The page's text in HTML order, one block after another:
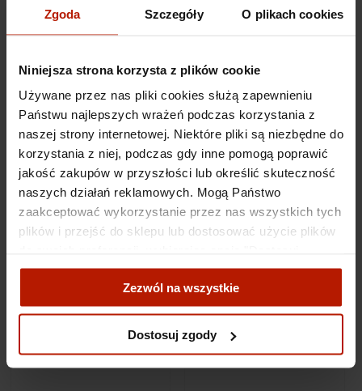
Zgoda Szczegóły O plikach cookies
Niniejsza strona korzysta z plików cookie
Używane przez nas pliki cookies służą zapewnieniu
Państwu najlepszych wrażeń podczas korzystania z
naszej strony internetowej. Niektóre pliki są niezbędne do
korzystania z niej, podczas gdy inne pomogą poprawić
jakość zakupów w przyszłości lub określić skuteczność
naszych działań reklamowych. Mogą Państwo
zaakceptować wykorzystanie przez nas wszystkich tych
plików i przejść do sklepu lub dostosować użycie plików
zgody".
Więcej o plikach cookies przeczytasz w naszej Polityce
Zezwól na wszystkie
Dostosuj zgody
to Bethlehem
€457.56
Blues
€457.56